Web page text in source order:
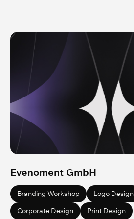
Evenoment GmbH
Branding Workshop
Logo Design
Corporate Design
Print Design